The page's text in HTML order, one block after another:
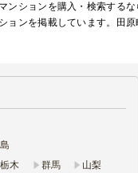
ンションを購入・検索する
ョンを掲載しています。田
栃木 群馬 山梨